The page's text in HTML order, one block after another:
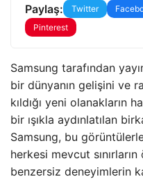
Paylaş: Twitter
Pinterest
Samsung tarafından
bir dünyanın gelişini ve
kıldığı yeni olanakların
bir ışıkla aydınlatılan
Samsung, bu
herkesi mevcut
benzersiz deneyimlerin